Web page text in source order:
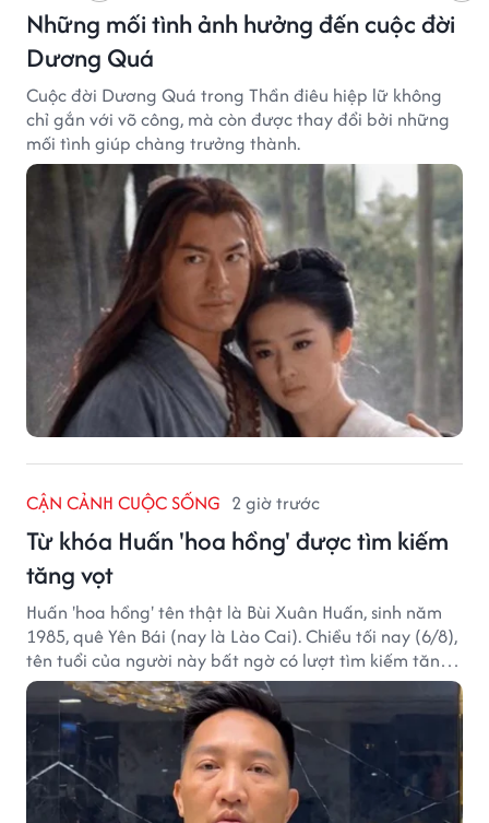
Những mối tình ảnh hưởng đến cuộc đời
Dương Quá
Cuộc đời Dương Quá trong Thần điêu hiệp lữ không
chỉ gắn với võ công, mà còn được thay đổi bởi những
mối tình giúp chàng trưởng thành.
CẬN CẢNH CUỘC SỐNG 2 giờ trước
Từ khóa Huấn 'hoa hồng' được tìm kiếm
tăng vọt
Huấn 'hoa hồng' tên thật là Bùi Xuân Huấn, sinh năm
1985, quê Yên Bái (nay là Lào Cai). Chiều tối nay (6/8),
tên tuổi của người này bất ngờ có lượt tìm kiếm tăng
vọt.